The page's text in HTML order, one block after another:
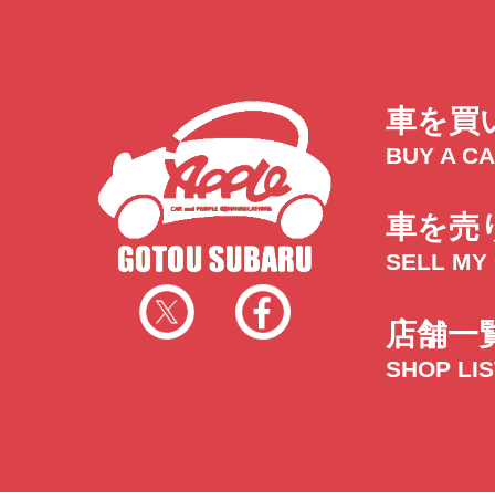
車を買
BUY A
車を売
SELL MY
店舗一
SHOP